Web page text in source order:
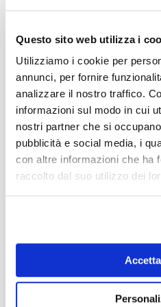
Questo sito web utilizza i
Utilizziamo i cookie per
annunci, per fornire
analizzare il nostro traffico.
informazioni sul modo in cui
nostri partner che si
pubblicità e social media, i
con altre informazioni che ha
raccolto dal suo utilizzo dei
competenze
generando proposte
fortemente
Il risultato è oggi
espositivo che
dieci visioni diverse,
obiettivo: diventare il
riconoscibile del
In un’epoca in cui il
comunità è sempre
progetto dimostra
possa essere un